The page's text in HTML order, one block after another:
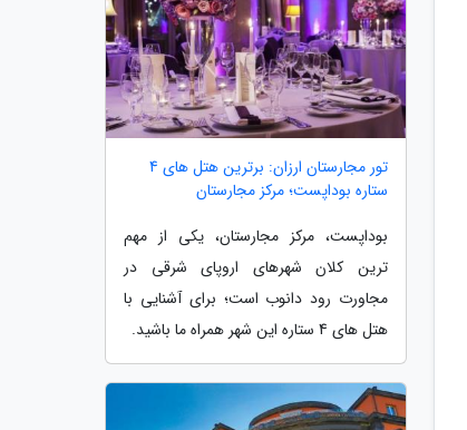
تور مجارستان ارزان: برترین هتل های 4
ستاره بوداپست؛ مرکز مجارستان
بوداپست، مرکز مجارستان، یکی از مهم
ترین کلان شهرهای اروپای شرقی در
مجاورت رود دانوب است؛ برای آشنایی با
هتل های 4 ستاره این شهر همراه ما باشید.